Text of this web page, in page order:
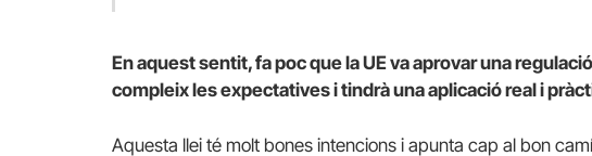
En aquest sentit, fa poc que la UE va aprovar una
compleix les expectatives i tindrà una aplicació real i
Aquesta llei té molt bones intencions i apunta cap al bon